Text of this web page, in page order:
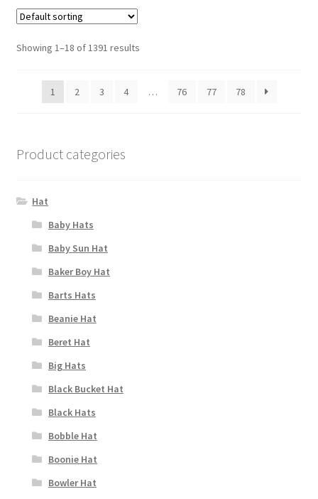
Showing 1–18 of 1391 results
1 2 3 4 … 76 77 78
Product categories
Hat
Baby Hats
Baby Sun Hat
Baker Boy Hat
Barts Hats
Beanie Hat
Beret Hat
Big Hats
Black Bucket Hat
Black Hats
Bobble Hat
Boonie Hat
Bowler Hat